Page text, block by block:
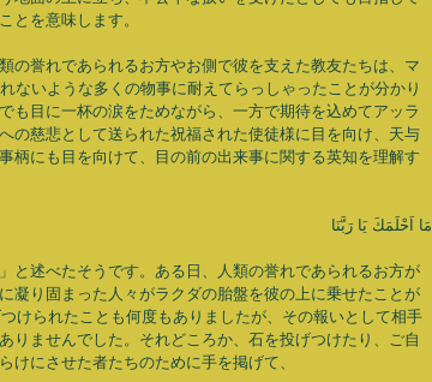
とを意味します。
の誉れであられるお方やお側で彼を支えた教友たちは、マ
ないような多くの物事に耐えてらっしゃったことが分かり
も目に一杯の涙をためながら、一方で期待を込めてアッラ
の慈悲として送られた祝福された使徒様に目を向け、天与
柄にも目を向けて、目の前の出来事に関する英知を理解す
مَا اَحْلَمَكَ يَا رَبَّنَا
と述べたそうです。ある日、人類の誉れであられるお方が
凝り固まった人々がラクダの胎盤を彼の上に乗せたことが
けられたことも何度もありましたが、その報いとして相手
りませんでした。それどころか、石を投げつけたり、ご自
けにさせた者たちのために手を掲げて、